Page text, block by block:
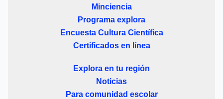
Minciencia
Programa explora
Encuesta Cultura Científica
Certificados en línea
Explora en tu región
Noticias
Para comunidad escolar